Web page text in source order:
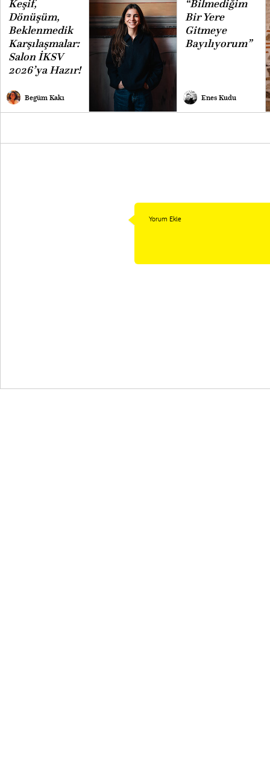
Keşif,
Dönüşüm,
Beklenmedik
Karşılaşmalar:
Salon İKSV
2026’ya Hazır!
Begüm Kakı
“Bilmediğim
Bir Yere
Gitmeye
Bayılıyorum”
Enes Kudu